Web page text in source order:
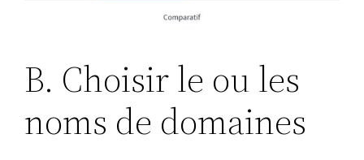
B. Choisir le ou les
noms de domaines